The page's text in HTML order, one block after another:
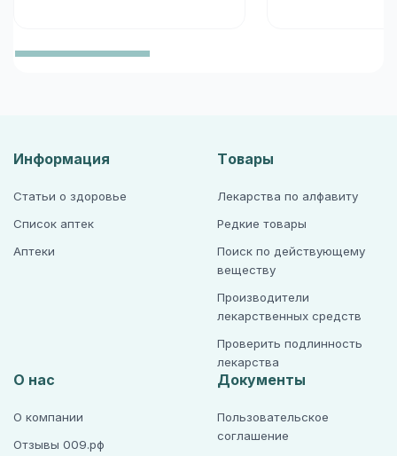
Информация
Статьи о здоровье
Список аптек
Аптеки
Товары
Лекарства по алфавиту
Редкие товары
Поиск по действующему
веществу
Производители
лекарственных средств
Проверить подлинность
лекарства
О нас
О компании
Отзывы 009.рф
Документы
Пользовательское
соглашение